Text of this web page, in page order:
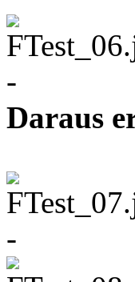
-
Daraus
-